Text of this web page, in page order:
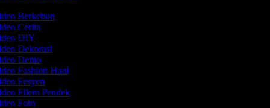
Berkebun
Cerita
DIY
Dekorasi
Demo
Fashion Haul
Fesyen
Filem Pendek
Foto